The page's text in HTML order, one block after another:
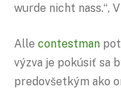
wurde nicht nass.“,
Alle contestman
výzva je pokúsiť sa
predovšetkým ako